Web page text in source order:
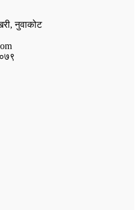
नुवाकोट